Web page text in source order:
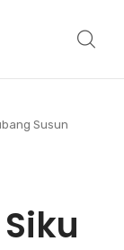
Susun